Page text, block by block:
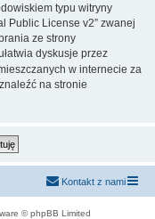
typu witryny
Public License v2” zwanej
ze strony
dyskusje przez
w internecie za
na stronie
Kontakt z nami
© phpBB Limited